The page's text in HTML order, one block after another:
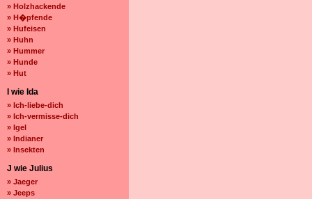
» Holzhackende
» H�pfende
» Hufeisen
» Huhn
» Hummer
» Hunde
» Hut
I wie Ida
» Ich-liebe-dich
» Ich-vermisse-dich
» Igel
» Indianer
» Insekten
J wie Julius
» Jaeger
» Jeeps